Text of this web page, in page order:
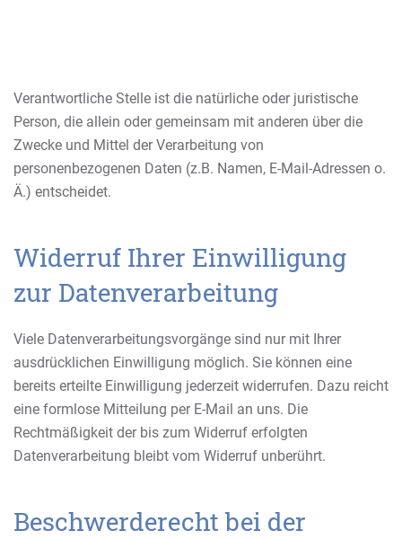
Verantwortliche Stelle ist die natürliche oder juristische
Person, die allein oder gemeinsam mit anderen über die
Zwecke und Mittel der Verarbeitung von
personenbezogenen Daten (z.B. Namen, E-Mail-Adressen o.
Ä.) entscheidet.
Widerruf Ihrer Einwilligung
zur Datenverarbeitung
Viele Datenverarbeitungsvorgänge sind nur mit Ihrer
ausdrücklichen Einwilligung möglich. Sie können eine
bereits erteilte Einwilligung jederzeit widerrufen. Dazu reicht
eine formlose Mitteilung per E-Mail an uns. Die
Rechtmäßigkeit der bis zum Widerruf erfolgten
Datenverarbeitung bleibt vom Widerruf unberührt.
Beschwerderecht bei der